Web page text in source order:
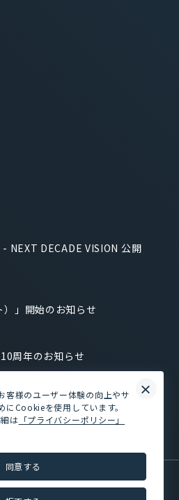
NEXT DECADE VISION 公開
」開始のお知らせ
周年のお知らせ
ーションズ設立のお知らせ
POLICY CONTACT
客様のユーザー体験の向上やサ
にCookieを使用しています。
は 「プライバシーポリシー」
同意する
×